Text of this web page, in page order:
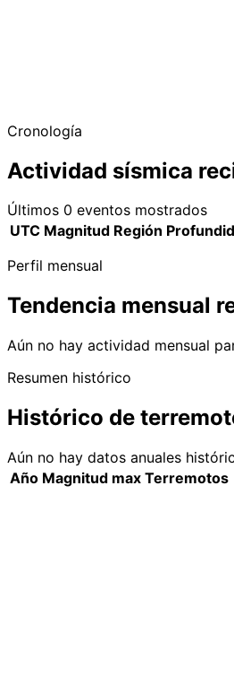
Cronología
Actividad sísmica
Últimos 0 eventos mostrados
UTC Magnitud Región
Perfil mensual
Tendencia mensual
Aún no hay actividad mensual
Resumen histórico
Histórico de
Aún no hay datos anuales
Año Magnitud max Terremotos